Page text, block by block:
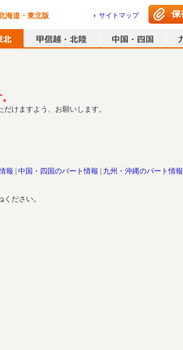
海道・東北版 サイトマップ
けますよう、お願いします。
報 中国・四国のパート情報 九州・沖縄のパート情報
ください。